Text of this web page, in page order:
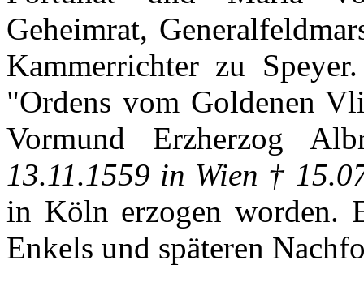
Geheimrat,
Kammerrichter zu Speyer
"Ordens vom Goldenen
Vormund
Erzherzog
13.11.1559 in Wien †
in Köln erzogen worden.
Enkels und späteren